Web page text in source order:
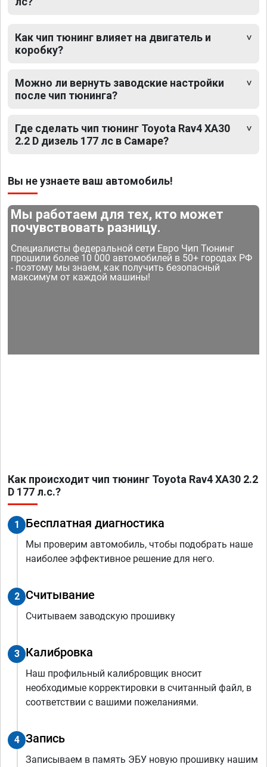
Как чип тюнинг влияет на двигатель и
коробку?
Можно ли вернуть заводские настройки
после чип тюнинга?
Где сделать чип тюнинг Toyota Rav4 XA30
2.2 D дизель 177 лс в Самаре?
Вы не узнаете ваш автомобиль!
Мы работаем для тех, кто может
почувствовать разницу.
Специалисты федеральной сети Евро Чип Тюнинг
прошили более 10 000 автомобилей в 50+ городах РФ
- поэтому мы знаем, как получить безопасный
максимум от каждой машины!
Как происходит чип тюнинг Toyota Rav4 XA30 2.2
D 177 л.с.?
1 Бесплатная диагностика
Мы проверим автомобиль, чтобы подобрать наше
наиболее эффективное решение для него.
2 Считывание
Считываем заводскую прошивку
3 Калибровка
Наш профильный калибровщик вносит
необходимые корректировки в считанный файл, в
соответствии с вашими пожеланиями.
4 Запись
Записываем в память ЭБУ новую прошивку нашим